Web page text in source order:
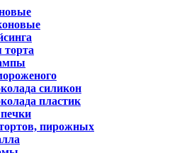
силикон
пластик
пирожных